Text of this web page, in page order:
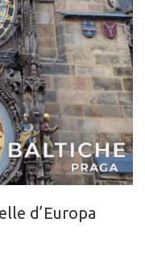
d’Europa